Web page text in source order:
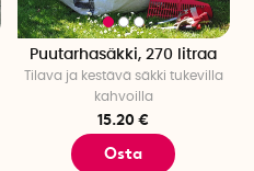
Puutarhasäkki, 270 litraa
Tilava ja kestävä säkki tukevilla
kahvoilla
15.20 €
Osta